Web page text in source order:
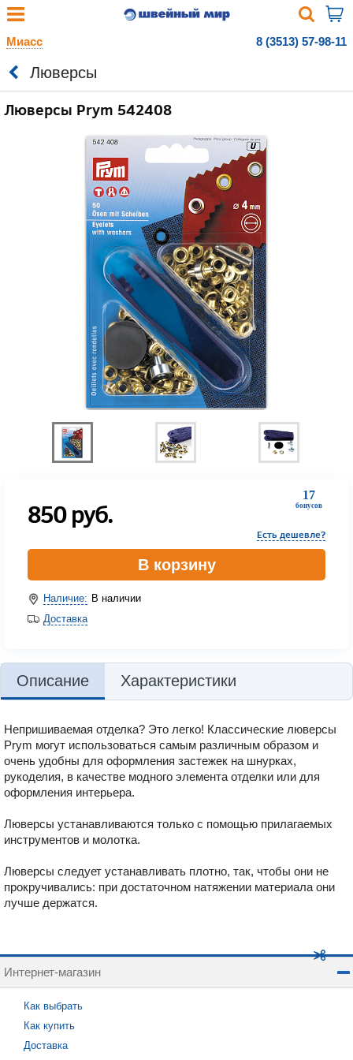
Миасс 8 (3513) 57-98-11
Люверсы
Люверсы Prym 542408
17
бонусов
850руб.
Есть дешевле?
В корзину
Наличие: В наличии
Доставка
Описание Характеристики
Непришиваемая отделка? Это легко! Классические люверсы
Prym могут использоваться самым различным образом и
очень удобны для оформления застежек на шнурках,
рукоделия, в качестве модного элемента отделки или для
оформления интерьера.
Люверсы устанавливаются только с помощью прилагаемых
инструментов и молотка.
Люверсы следует устанавливать плотно, так, чтобы они не
прокручивались: при достаточном натяжении материала они
лучше держатся.
Интернет-магазин
Как выбрать
Как купить
Доставка